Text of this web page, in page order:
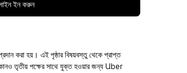
ইন করুন
করা হয়। এই পৃষ্ঠার বিষয়বস্তু থেকে প্রাপ্ত
কোনও তৃতীয় পক্ষের সাথে যুক্ত হওয়ার জন্য Uber